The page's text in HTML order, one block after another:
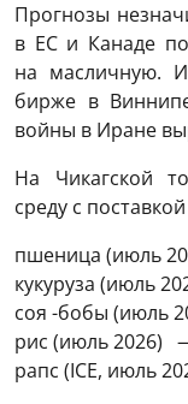
Прогнозы
в ЕС и Канаде
на масличную.
бирже в
войны в Иране
На Чикагской
среду с
пшеница (июль
кукуруза (июль
соя -бобы (июль
рис (июль 2026)
рапс (ICE, июль